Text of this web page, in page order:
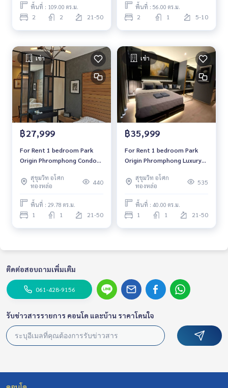
พื้นที่ : 109.00 ตร.ม.
2 2 21-50
พื้นที่ : 56.00 ตร.ม.
2 1 5-10
เช่า
฿27,999
For Rent 1 bedroom Park
Origin Phromphong Condo
Phong Fully furnished Ready
to move in
สุขุมวิท อโศก
ทองหล่อ
440
พื้นที่ : 29.78 ตร.ม.
1 1 21-50
เช่า
฿35,999
For Rent 1 bedroom Park
Origin Phromphong Luxury
Phrom Phong Fully furnished
Ready to move in
สุขุมวิท อโศก
ทองหล่อ
535
พื้นที่ : 40.00 ตร.ม.
1 1 21-50
ติดต่อสอบถามเพิ่มเติม
061-428-9156
รับข่าวสารรายการ คอนโด และบ้าน ราคาโดนใจ